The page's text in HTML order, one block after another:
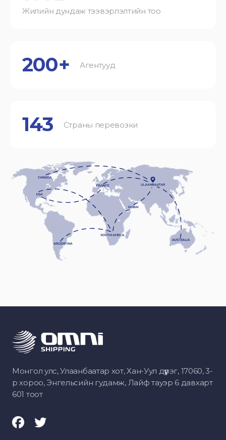
Жилийн дундаж тээвэрлэлтийн тоо
200+ Агентууд
143 Страны перевозки
Монгол улс, Улаанбаатар хот, Хан-Уул дүүрэг, 17060, 3-
р хороо, Энгельсийн гудамж, Лайф тауэр 6 давхарт
601 тоот